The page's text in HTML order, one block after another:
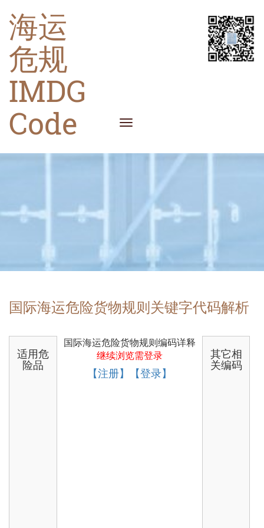
海运
危规
IMDG
Code
国际海运危险货物规则关键字代码解析
适用危
险品
国际海运危险货物规则编码详释
继续浏览需登录
【注册】【登录】
其它相
关编码